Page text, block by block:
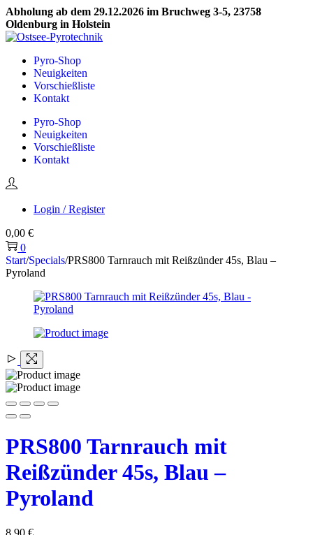
Abholung ab dem 29.12.2026 im Bruchweg 3-5, 23758
Oldenburg in Holstein
Skip
navigation
Skip
contentPyro-Shop
Neuigkeiten
Vorschießliste
Kontakt
Pyro-Shop
Neuigkeiten
Vorschießliste
Kontakt
Login / Register
0,00 €
0
Start/Specials/PRS800 Tarnrauch mit Reißzünder 45s, Blau –
Pyroland
PRS800 Tarnrauch mit
Reißzünder 45s, Blau –
Pyroland
8,90 €